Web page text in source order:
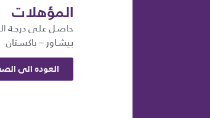
المؤهلات
حاصـل علـى درجـة
بيشـاور – باكسـتان
العوده الى